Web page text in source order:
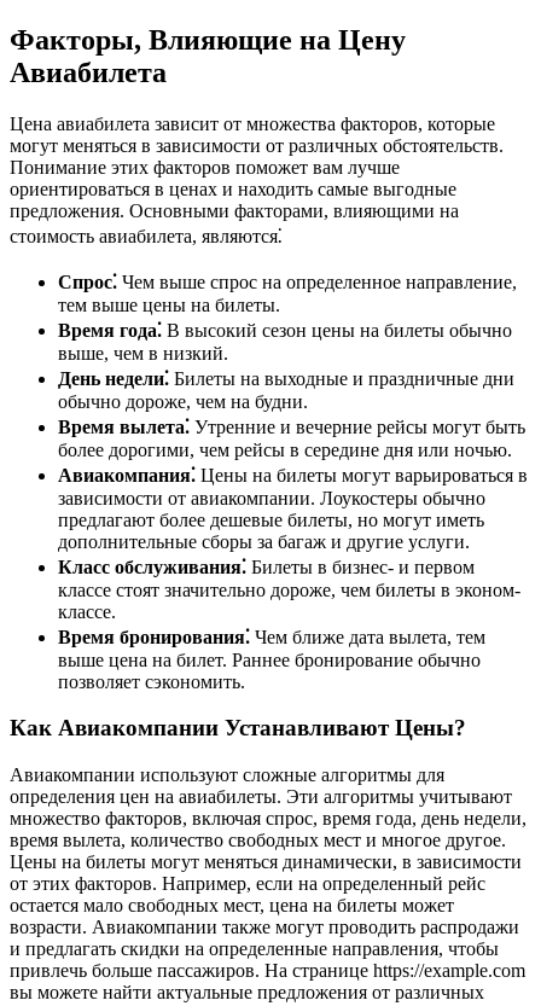
Факторы, Влияющие на Цену
Авиабилета
Цена авиабилета зависит от множества факторов, которые
могут меняться в зависимости от различных обстоятельств.
Понимание этих факторов поможет вам лучше
ориентироваться в ценах и находить самые выгодные
предложения. Основными факторами, влияющими на
стоимость авиабилета, являются⁚
Спрос⁚ Чем выше спрос на определенное направление,
тем выше цены на билеты.
Время года⁚ В высокий сезон цены на билеты обычно
выше, чем в низкий.
День недели⁚ Билеты на выходные и праздничные дни
обычно дороже, чем на будни.
Время вылета⁚ Утренние и вечерние рейсы могут быть
более дорогими, чем рейсы в середине дня или ночью.
Авиакомпания⁚ Цены на билеты могут варьироваться в
зависимости от авиакомпании. Лоукостеры обычно
предлагают более дешевые билеты, но могут иметь
дополнительные сборы за багаж и другие услуги.
Класс обслуживания⁚ Билеты в бизнес- и первом
классе стоят значительно дороже, чем билеты в эконом-
классе.
Время бронирования⁚ Чем ближе дата вылета, тем
выше цена на билет. Раннее бронирование обычно
позволяет сэкономить.
Как Авиакомпании Устанавливают Цены?
Авиакомпании используют сложные алгоритмы для
определения цен на авиабилеты. Эти алгоритмы учитывают
множество факторов, включая спрос, время года, день недели,
время вылета, количество свободных мест и многое другое.
Цены на билеты могут меняться динамически, в зависимости
от этих факторов. Например, если на определенный рейс
остается мало свободных мест, цена на билеты может
возрасти. Авиакомпании также могут проводить распродажи
и предлагать скидки на определенные направления, чтобы
привлечь больше пассажиров. На странице https://example.com
вы можете найти актуальные предложения от различных